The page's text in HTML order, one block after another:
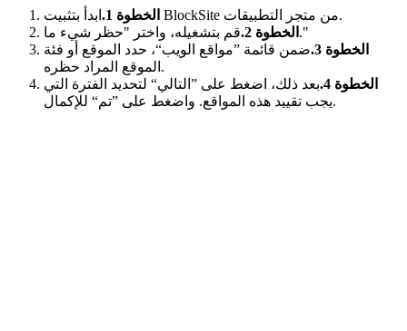
الخطوة 1.
ابدأ بتثبيت BlockSite من متجر التطبيقات.
الخطوة 2. قم بتشغيله، واختر "حظر شيء ما."
الخطوة 3.
ضمن قائمة ”مواقع الويب“، حدد الموقع أو فئة
الموقع المراد حظره.
الخطوة 4.
بعد ذلك، اضغط على ”التالي“ لتحديد الفترة التي
يجب تقييد هذه المواقع. واضغط على ”تم“ للإكمال.